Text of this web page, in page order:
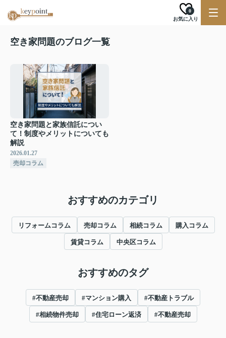
お気に入り
0
空き家問題のブログ一覧
空き家問題と家族信託につい
て！制度やメリットについても
解説
2026.01.27
売却コラム
おすすめのカテゴリ
リフォームコラム 売却コラム 相続コラム 購入コラム
賃貸コラム 中央区コラム
おすすめのタグ
#不動産売却 #マンション購入 #不動産トラブル
#相続物件売却 #住宅ローン返済 #不動産売却